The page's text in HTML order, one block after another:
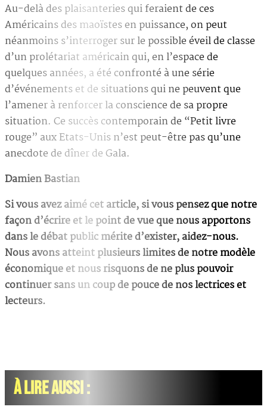
Au-delà des plaisanteries qui feraient de ces
Américains des maoïstes en puissance, on peut
néanmoins s’interroger sur le possible éveil de classe
d’un prolétariat américain qui, en l’espace de
quelques années, a été confronté à une série
d’événements et de situations qui ne peuvent que
l’amener à renforcer la conscience de sa propre
situation. Ce succès contemporain de “Petit livre
rouge” aux Etats-Unis n’est peut-être pas qu’une
anecdote de dîner de Gala.
Damien Bastian
Si vous avez aimé cet article, si vous pensez que notre
façon d’écrire et le point de vue que nous apportons
dans le débat public mérite d’exister, aidez-nous.
Nous avons atteint plusieurs limites de notre modèle
économique et nous risquons de ne plus pouvoir
continuer sans un coup de pouce de nos lectrices et
lecteurs.
À LIRE AUSSI :